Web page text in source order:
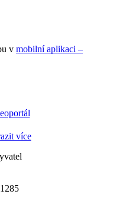
v mobilní aplikaci –
více